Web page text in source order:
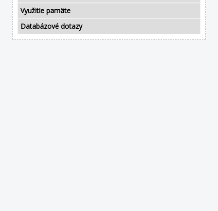
Využitie pamäte
Databázové dotazy